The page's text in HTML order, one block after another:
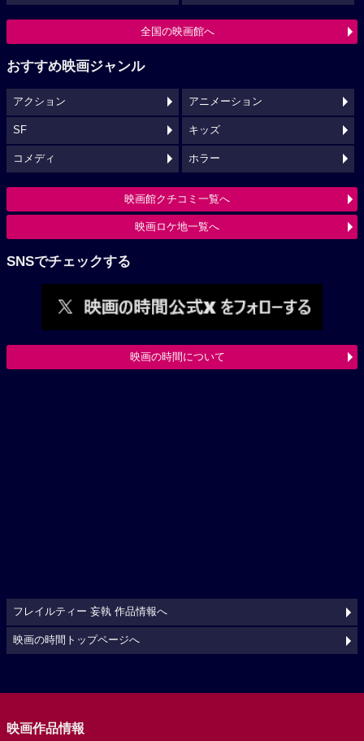
全国の映画館へ
おすすめ映画ジャンル
アクション アニメーション
SF キッズ
コメディ ホラー
映画館クチコミ一覧へ
映画ロケ地一覧へ
SNSでチェックする
映画の時間について
フレイルティー 妄執 作品情報へ
映画の時間トップページへ
映画作品情報